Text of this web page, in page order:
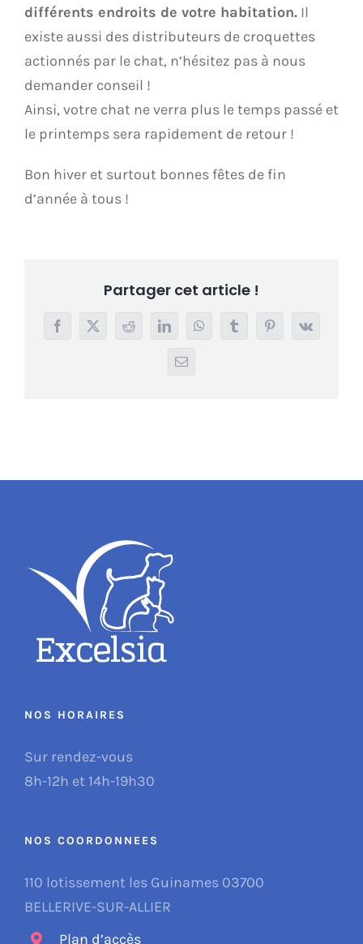
différents endroits de votre habitation. Il
existe aussi des distributeurs de croquettes
actionnés par le chat, n’hésitez pas à nous
demander conseil !
Ainsi, votre chat ne verra plus le temps passé et
le printemps sera rapidement de retour !
Bon hiver et surtout bonnes fêtes de fin
d’année à tous !
Partager cet article !
Facebook
X RedditLinkedInWhatsAppTumblrPinterest
Vk
Email
NOS HORAIRES
Sur rendez-vous
8h-12h et 14h-19h30
NOS COORDONNEES
110 lotissement les Guinames 03700
BELLERIVE-SUR-ALLIER
Plan d’accès